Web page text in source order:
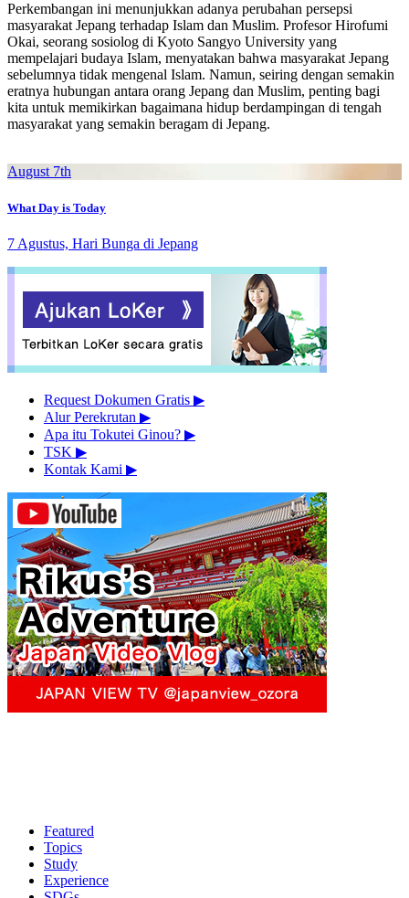
Perkembangan ini menunjukkan adanya perubahan persepsi
masyarakat Jepang terhadap Islam dan Muslim. Profesor Hirofumi
Okai, seorang sosiolog di Kyoto Sangyo University yang
mempelajari budaya Islam, menyatakan bahwa masyarakat Jepang
sebelumnya tidak mengenal Islam. Namun, seiring dengan semakin
eratnya hubungan antara orang Jepang dan Muslim, penting bagi
kita untuk memikirkan bagaimana hidup berdampingan di tengah
masyarakat yang semakin beragam di Jepang.
August 7th
What Day is Today
7 Agustus, Hari Bunga di Jepang
Request Dokumen Gratis ▶︎
Alur Perekrutan ▶︎
Apa itu Tokutei Ginou? ▶︎
TSK ▶︎
Kontak Kami ▶︎
Featured
Topics
Study
Experience